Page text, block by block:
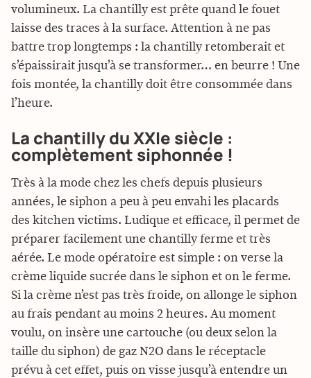
volumineux. La chantilly est prête quand le fouet
laisse des traces à la surface. Attention à ne pas
battre trop longtemps : la chantilly retomberait et
s’épaissirait jusqu’à se transformer… en beurre ! Une
fois montée, la chantilly doit être consommée dans
l’heure.
La chantilly du XXIe siècle :
complètement siphonnée !
Très à la mode chez les chefs depuis plusieurs
années, le siphon a peu à peu envahi les placards
des kitchen victims. Ludique et efficace, il permet de
préparer facilement une chantilly ferme et très
aérée. Le mode opératoire est simple : on verse la
crème liquide sucrée dans le siphon et on le ferme.
Si la crème n’est pas très froide, on allonge le siphon
au frais pendant au moins 2 heures. Au moment
voulu, on insère une cartouche (ou deux selon la
taille du siphon) de gaz N2O dans le réceptacle
prévu à cet effet, puis on visse jusqu’à entendre un